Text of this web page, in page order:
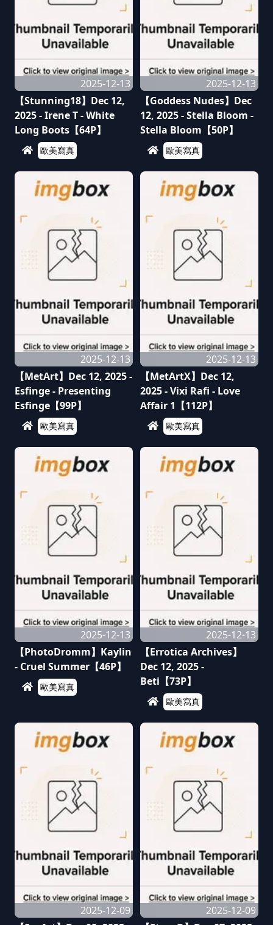
2025-12-13
【Stunning18】Dec 12,
2025 - Irene T - White
Long Boots【64P】
歐美寫真
2025-12-13
【Goddess Nudes】Dec
12, 2025 - Stella Bloom -
Stella Bloom【50P】
歐美寫真
2025-12-13
【MetArt】Dec 12, 2025 -
Esfinge - Presenting
Esfinge【99P】
歐美寫真
2025-12-13
【MetArtX】Dec 12,
2025 - Vixi Rafi - Love
Affair 1【112P】
歐美寫真
2025-12-13
【PhotoDromm】Kaylin
- Cruel Summer【46P】
歐美寫真
2025-12-13
【Errotica Archives】
Dec 12, 2025 -
Beti【73P】
歐美寫真
2025-12-09
2025-12-09